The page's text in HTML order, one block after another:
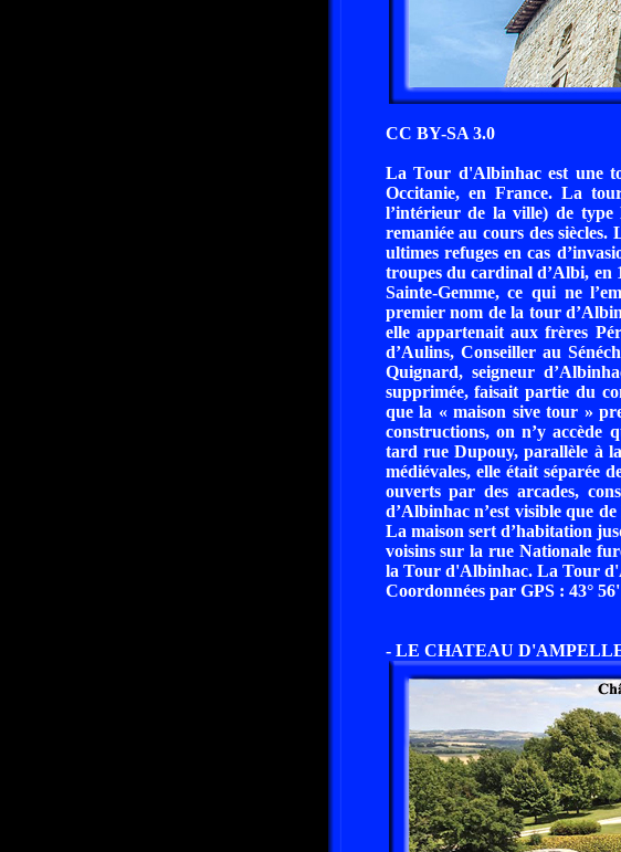
CC BY-SA 3.0
La Tour d'Albinhac est une
Occitanie, en France. La
l’intérieur de la ville) de
remaniée au cours des
ultimes refuges en cas
troupes du cardinal d’Albi, en
Sainte-Gemme, ce qui ne
premier nom de la tour
elle appartenait aux frères
d’Aulins, Conseiller au
Quignard, seigneur
supprimée, faisait partie du
que la « maison sive tour »
constructions, on n’y
tard rue Dupouy, parallèle à
médiévales, elle était séparée
ouverts par des arcades,
d’Albinhac n’est visible que
La maison sert d’habitation
voisins sur la rue Nationale
la Tour d'Albinhac. La Tour
Coordonnées par GPS : 43°
- LE CHATEAU